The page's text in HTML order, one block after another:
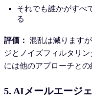
それでも誰かがすべ
る
評価： 混乱は減ります
ジとノイズフィルタリ
には他のアプローチとの
5. AIメールエージ